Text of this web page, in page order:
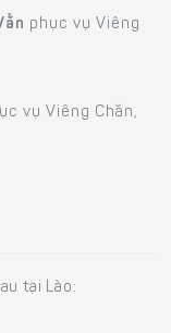
phục vụ Viêng
vụ Viêng Chăn,
tại Lào: